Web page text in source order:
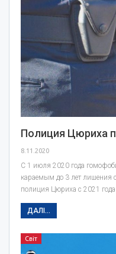
Полиция Цюриха
8.11.2020
С 1 июля 2020 года
караемым до 3 лет лишения
полиция Цюриха с 2021 года
ДАЛІ...
Світ